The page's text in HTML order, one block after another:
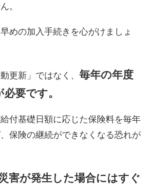
。
めの加入手続きを心がけましょ
更新」ではなく、 毎年の年度
要です。
付基礎日額に応じた保険料を毎年
保険の継続ができなくなる恐れが
害が発生した場合にはすぐ